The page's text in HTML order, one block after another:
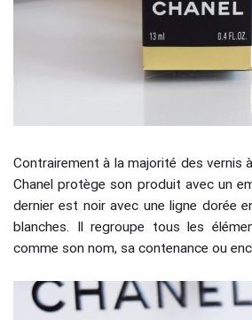
Contrairement à la majorité des vernis
Chanel protège son produit avec un
dernier est noir avec une ligne dorée
blanches. Il regroupe tous les
comme son nom, sa contenance ou